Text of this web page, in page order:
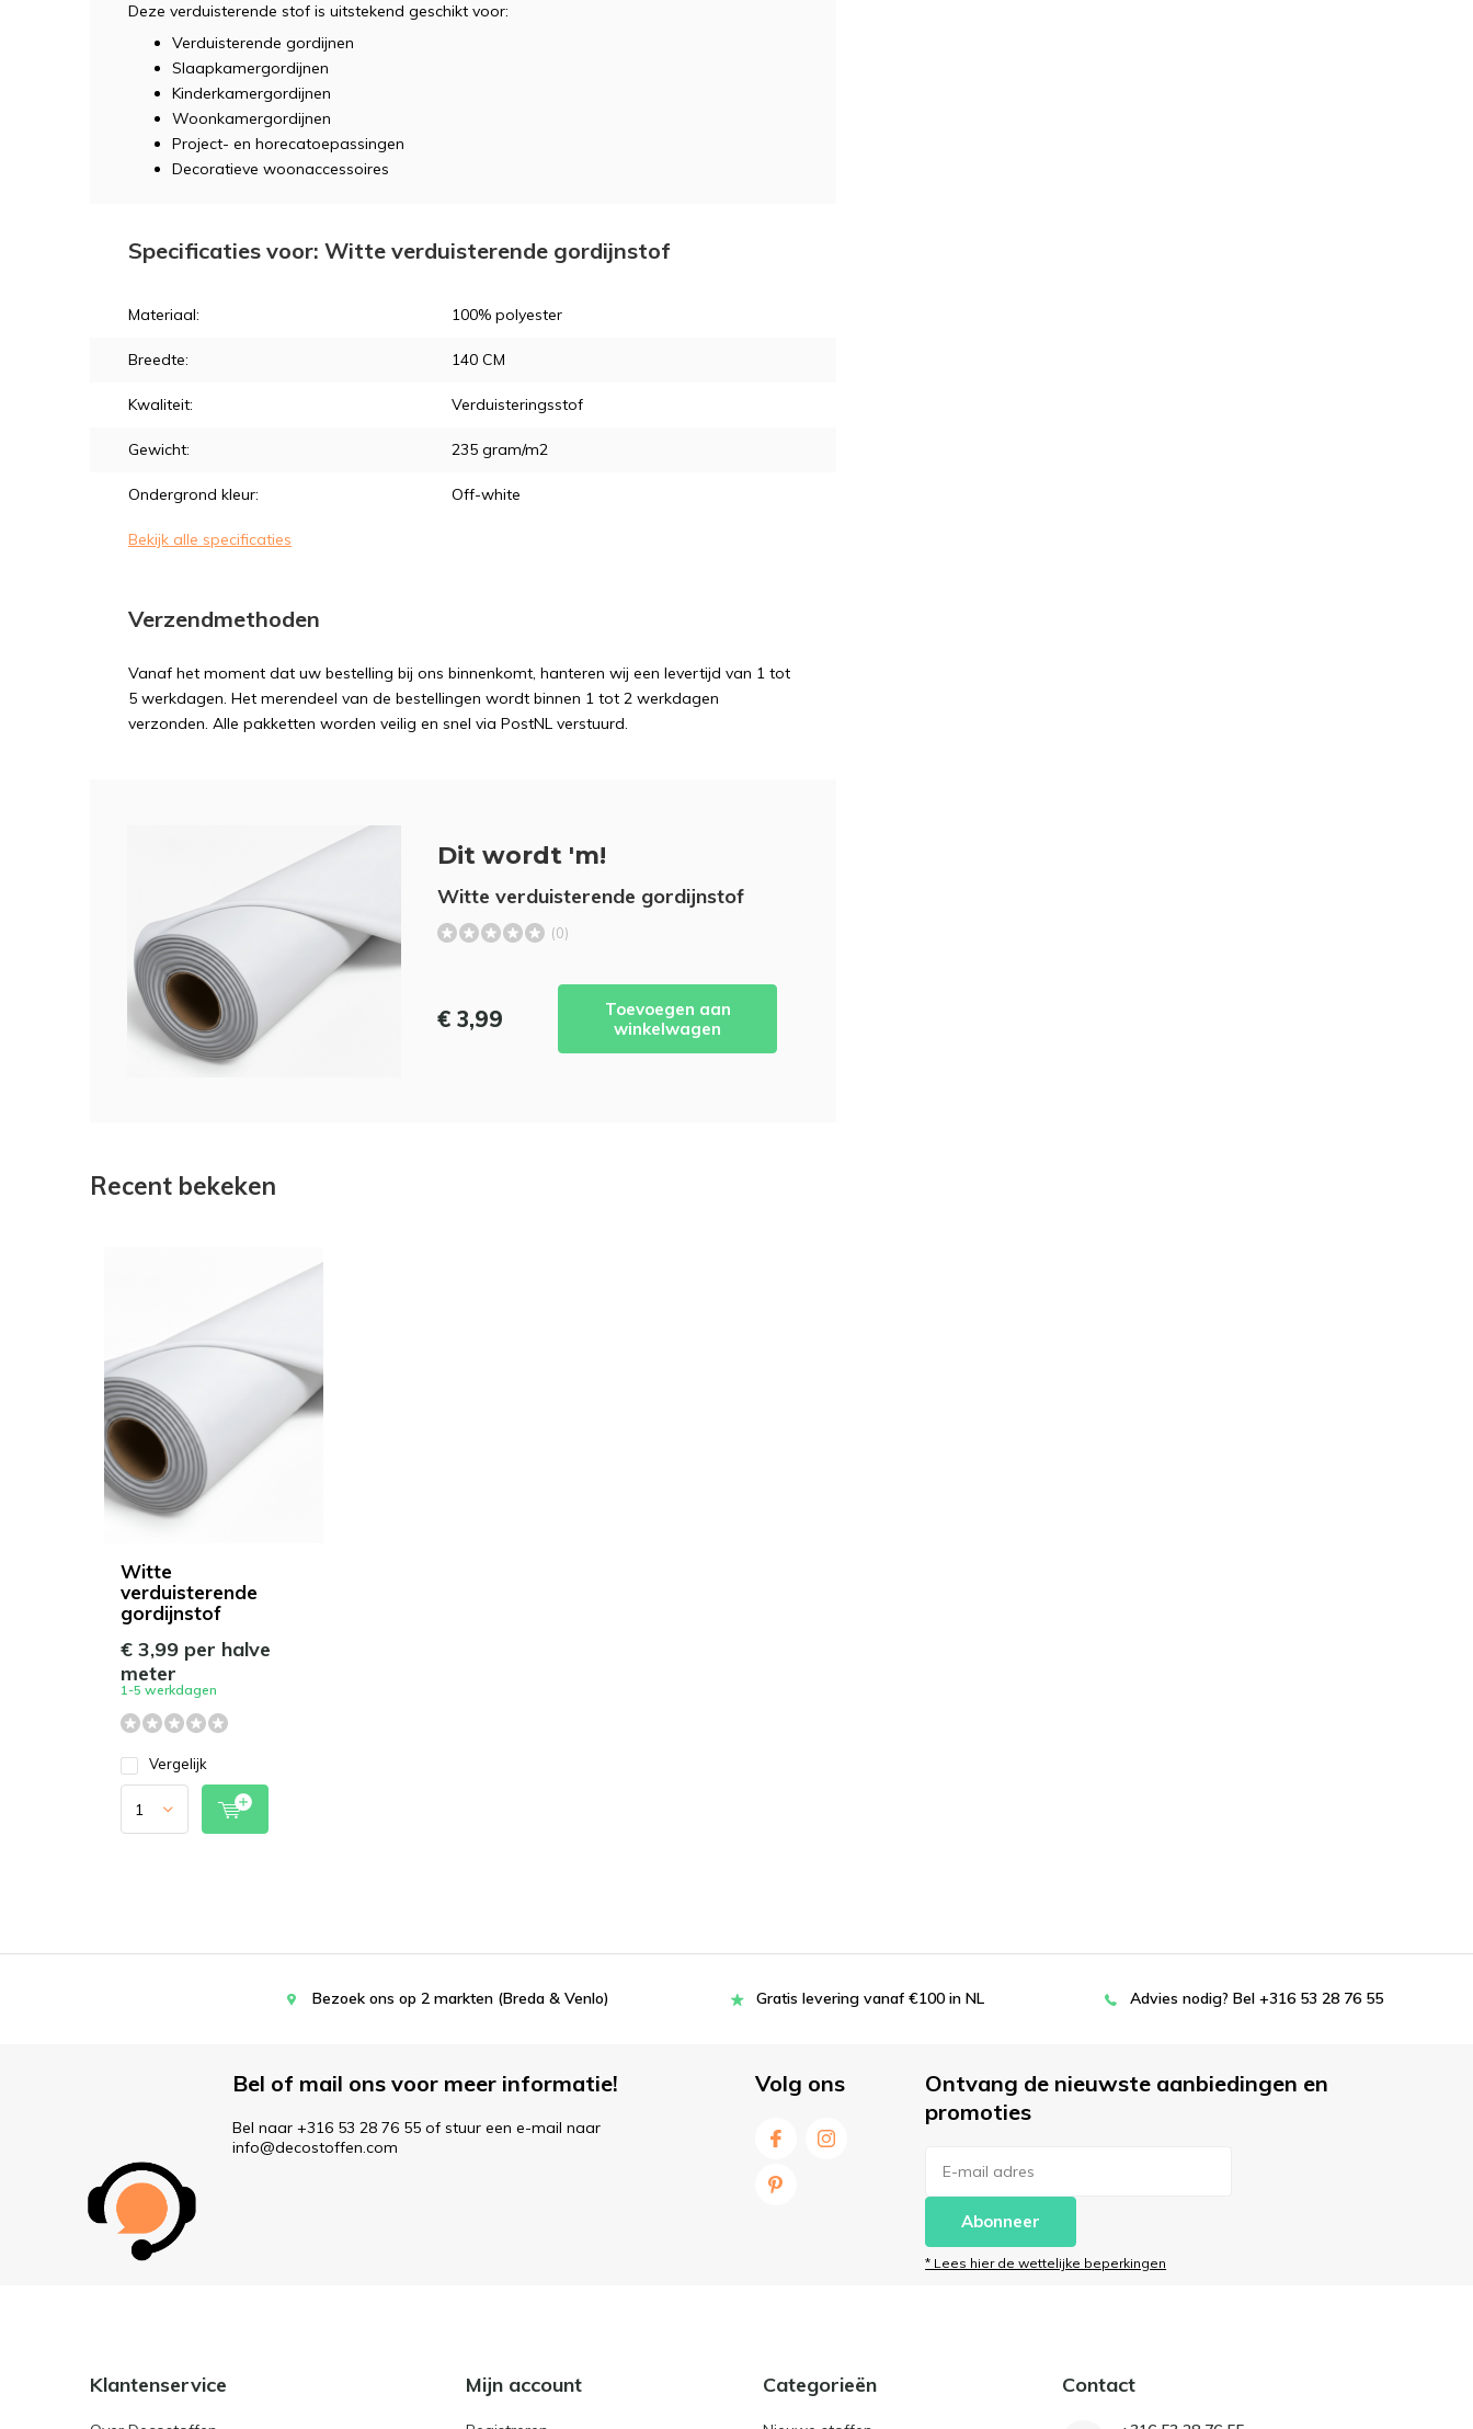
Deze verduisterende stof is uitstekend geschikt voor:
Verduisterende gordijnen
Slaapkamergordijnen
Kinderkamergordijnen
Woonkamergordijnen
Project- en horecatoepassingen
Decoratieve woonaccessoires
Specificaties voor: Witte verduisterende gordijnstof
Materiaal: 100% polyester
Breedte: 140 CM
Kwaliteit: Verduisteringsstof
Gewicht: 235 gram/m2
Ondergrond kleur: Off-white
Bekijk alle specificaties
Verzendmethoden
Vanaf het moment dat uw bestelling bij ons binnenkomt, hanteren wij een levertijd van 1 tot
5 werkdagen. Het merendeel van de bestellingen wordt binnen 1 tot 2 werkdagen
verzonden. Alle pakketten worden veilig en snel via PostNL verstuurd.
Dit wordt 'm!
Witte verduisterende gordijnstof
(0)
€ 3,99
Toevoegen aan
winkelwagen
Recent bekeken
Witte
verduisterende
gordijnstof
€ 3,99 per halve
meter
1-5 werkdagen
Vergelijk
Bezoek ons op 2 markten (Breda & Venlo) Gratis levering vanaf €100 in NL Advies nodig? Bel +316 53 28 76 55
Bel of mail ons voor meer informatie!
Bel naar +316 53 28 76 55 of stuur een e-mail naar
info@decostoffen.com
Volg ons
Ontvang de nieuwste aanbiedingen en
promoties
Abonneer
* Lees hier de wettelijke beperkingen
Klantenservice Mijn account Categorieën Contact